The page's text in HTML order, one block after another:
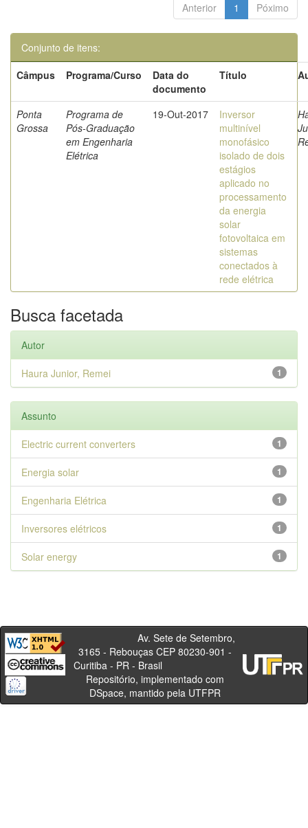
Anterior 1 Póximo
Conjunto de itens:
Câmpus
Programa/Curso
Data do
documento
Título
Ponta
Grossa
Programa de
Pós-Graduação
em Engenharia
Elétrica
19-Out-2017
Inversor
multinível
monofásico
isolado de dois
estágios
aplicado no
processamento
da energia
solar
fotovoltaica em
sistemas
conectados à
rede elétrica
Busca facetada
Autor
1
Haura Junior, Remei
Assunto
1
Electric current converters
1
Energia solar
1
Engenharia Elétrica
1
Inversores elétricos
1
Solar energy
Av. Sete de Setembro,
3165 - Rebouças CEP 80230-901 -
Curitiba - PR - Brasil
Repositório, implementado com
DSpace, mantido pela UTFPR